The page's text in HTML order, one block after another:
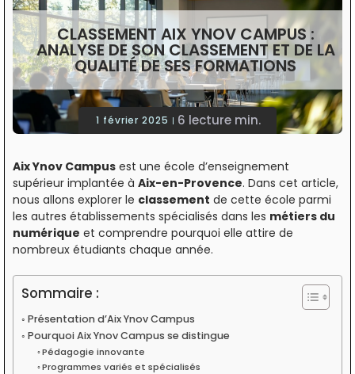
CLASSEMENT AIX YNOV CAMPUS :
ANALYSE DE SON CLASSEMENT ET DE LA
QUALITÉ DE SES FORMATIONS
1 février 2025 6 lecture min.
Aix Ynov Campus est une école d’enseignement
supérieur implantée à Aix-en-Provence. Dans cet article,
nous allons explorer le classement de cette école parmi
les autres établissements spécialisés dans les métiers du
numérique et comprendre pourquoi elle attire de
nombreux étudiants chaque année.
Sommaire :
Présentation d’Aix Ynov Campus
Pourquoi Aix Ynov Campus se distingue
Pédagogie innovante
Programmes variés et spécialisés